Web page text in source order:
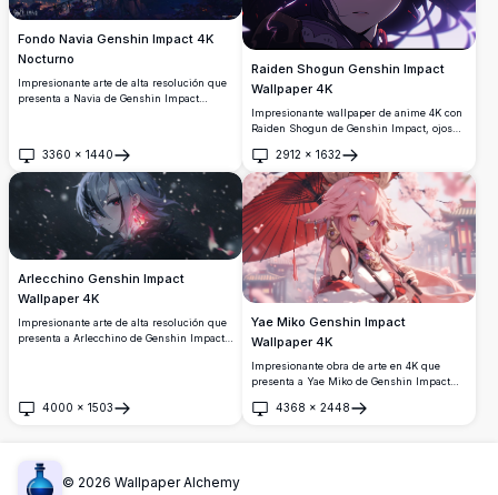
Fondo Navia Genshin Impact 4K
Nocturno
Impresionante arte de alta resolución que
presenta a Navia de Genshin Impact
elegantemente en un balcón con su
sombrero característico y cabello flotante,
rodeada de cálidas luces brillantes y un
fascinante cielo azul vespertino.
3360 × 1440
Abrir
Raiden Shogun Genshin Impact
Wallpaper 4K
Impresionante wallpaper de anime 4K con
Raiden Shogun de Genshin Impact, ojos
de rayos. Artwork de alta resolución que
muestra al Arconte Electro en una
atmósfera oscura fascinante con
iluminación etérea y elementos visuales
dinámicos.
2912 × 1632
Abrir
Arlecchino Genshin Impact
Wallpaper 4K
Impresionante arte de alta resolución que
presenta a Arlecchino de Genshin Impact
efectos de iluminación rosa mágica,
perfecto para fondo de escritorio.
4000 × 1503
Abrir
Yae Miko Genshin Impact
Wallpaper 4K
Impresionante obra de arte en 4K que
presenta a Yae Miko de Genshin Impact
El elegante personaje de anime se
4368 × 2448
Abrir
© 2026 Wallpaper Alchemy